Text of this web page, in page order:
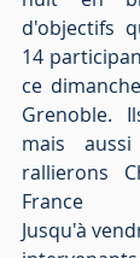
d'objectifs
14
ce
Grenoble.
mais
rallierons
France
Jusqu'à